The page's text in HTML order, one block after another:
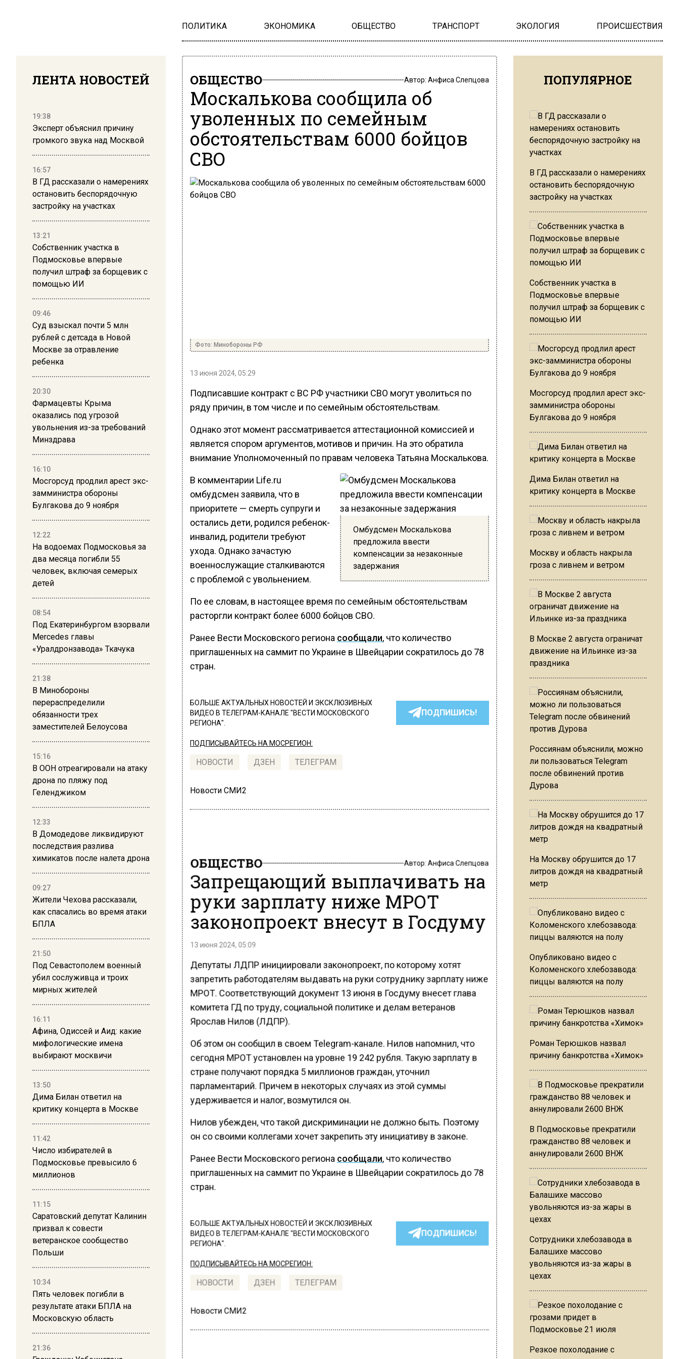
ПОЛИТИКА ЭКОНОМИКА ОБЩЕСТВО ТРАНСПОРТ ЭКОЛОГИЯ ПРОИСШЕСТВИЯ
ЛЕНТА НОВОСТЕЙ
19:38
Эксперт объяснил причину
громкого звука над Москвой
16:57
В ГД рассказали о намерениях
остановить беспорядочную
застройку на участках
13:21
Собственник участка в
Подмосковье впервые
получил штраф за борщевик с
помощью ИИ
09:46
Суд взыскал почти 5 млн
рублей с детсада в Новой
Москве за отравление
ребенка
20:30
Фармацевты Крыма
оказались под угрозой
увольнения из-за требований
Минздрава
16:10
Мосгорсуд продлил арест экс-
замминистра обороны
Булгакова до 9 ноября
12:22
На водоемах Подмосковья за
два месяца погибли 55
человек, включая семерых
детей
08:54
Под Екатеринбургом взорвали
Mercedes главы
«Уралдронзавода» Ткачука
21:38
В Минобороны
перераспределили
обязанности трех
заместителей Белоусова
15:16
В ООН отреагировали на атаку
дрона по пляжу под
Геленджиком
12:33
В Домодедове ликвидируют
последствия разлива
химикатов после налета дрона
09:27
Жители Чехова рассказали,
как спасались во время атаки
БПЛА
21:50
Под Севастополем военный
убил сослуживца и троих
мирных жителей
16:11
Афина, Одиссей и Аид: какие
мифологические имена
выбирают москвичи
13:50
Дима Билан ответил на
критику концерта в Москве
11:42
Число избирателей в
Подмосковье превысило 6
миллионов
11:15
Саратовский депутат Калинин
призвал к совести
ветеранское сообщество
Польши
10:34
Пять человек погибли в
результате атаки БПЛА на
Московскую область
21:36
ОБЩЕСТВО Автор: Анфиса Слепцова
Москалькова сообщила об
уволенных по семейным
обстоятельствам 6000 бойцов
СВО
Фото: Минобороны РФ
13 июня 2024, 05:29
Подписавшие контракт с ВС РФ участники СВО могут уволиться по
ряду причин, в том числе и по семейным обстоятельствам.
Однако этот момент рассматривается аттестационной комиссией и
является спором аргументов, мотивов и причин. На это обратила
внимание Уполномоченный по правам человека Татьяна Москалькова.
Омбудсмен Москалькова
предложила ввести
компенсации за незаконные
задержания
В комментарии Life.ru
омбудсмен заявила, что в
приоритете — смерть супруги и
остались дети, родился ребенок-
инвалид, родители требуют
ухода. Однако зачастую
военнослужащие сталкиваются
с проблемой с увольнением.
По ее словам, в настоящее время по семейным обстоятельствам
расторгли контракт более 6000 бойцов СВО.
Ранее Вести Московского региона сообщали, что количество
приглашенных на саммит по Украине в Швейцарии сократилось до 78
стран.
БОЛЬШЕ АКТУАЛЬНЫХ НОВОСТЕЙ И ЭКСКЛЮЗИВНЫХ
ВИДЕО В ТЕЛЕГРАМ-КАНАЛЕ "ВЕСТИ МОСКОВСКОГО
РЕГИОНА".
ПОДПИШИСЬ!
ПОДПИСЫВАЙТЕСЬ НА МОСРЕГИОН:
НОВОСТИ ДЗЕН ТЕЛЕГРАМ
Новости СМИ2
ОБЩЕСТВО Автор: Анфиса Слепцова
Запрещающий выплачивать на
руки зарплату ниже МРОТ
законопроект внесут в Госдуму
13 июня 2024, 05:09
Депутаты ЛДПР инициировали законопроект, по которому хотят
запретить работодателям выдавать на руки сотруднику зарплату ниже
МРОТ. Соответствующий документ 13 июня в Госдуму внесет глава
комитета ГД по труду, социальной политике и делам ветеранов
Ярослав Нилов (ЛДПР).
Об этом он сообщил в своем Telegram-канале. Нилов напомнил, что
сегодня МРОТ установлен на уровне 19 242 рубля. Такую зарплату в
стране получают порядка 5 миллионов граждан, уточнил
парламентарий. Причем в некоторых случаях из этой суммы
удерживается и налог, возмутился он.
Нилов убежден, что такой дискриминации не должно быть. Поэтому
он со своими коллегами хочет закрепить эту инициативу в законе.
Ранее Вести Московского региона сообщали, что количество
приглашенных на саммит по Украине в Швейцарии сократилось до 78
стран.
БОЛЬШЕ АКТУАЛЬНЫХ НОВОСТЕЙ И ЭКСКЛЮЗИВНЫХ
ВИДЕО В ТЕЛЕГРАМ-КАНАЛЕ "ВЕСТИ МОСКОВСКОГО
РЕГИОНА".
ПОДПИШИСЬ!
ПОДПИСЫВАЙТЕСЬ НА МОСРЕГИОН:
НОВОСТИ ДЗЕН ТЕЛЕГРАМ
Новости СМИ2
ПОПУЛЯРНОЕ
В ГД рассказали о намерениях
остановить беспорядочную
застройку на участках
Собственник участка в
Подмосковье впервые
получил штраф за борщевик с
помощью ИИ
Мосгорсуд продлил арест экс-
замминистра обороны
Булгакова до 9 ноября
Дима Билан ответил на
критику концерта в Москве
Москву и область накрыла
гроза с ливнем и ветром
В Москве 2 августа ограничат
движение на Ильинке из-за
праздника
Россиянам объяснили, можно
ли пользоваться Telegram
после обвинений против
Дурова
На Москву обрушится до 17
литров дождя на квадратный
метр
Опубликовано видео с
Коломенского хлебозавода:
пиццы валяются на полу
Роман Терюшков назвал
причину банкротства «Химок»
В Подмосковье прекратили
гражданство 88 человек и
аннулировали 2600 ВНЖ
Сотрудники хлебозавода в
Балашихе массово
увольняются из-за жары в
цехах
Резкое похолодание с